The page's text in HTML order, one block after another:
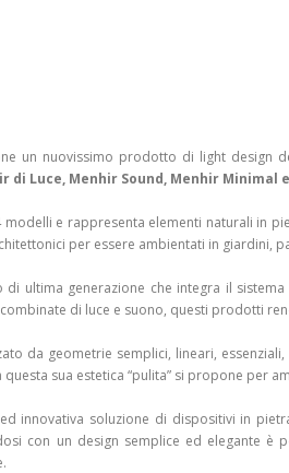
un nuovissimo prodotto di light design
di Luce, Menhir Sound, Menhir Minimal
e rappresenta elementi naturali in
per essere ambientati in giardini,
ultima generazione che integra il
di luce e suono, questi prodotti
da geometrie semplici, lineari,
sua estetica “pulita” si propone per
innovativa soluzione di dispositivi in
con un design semplice ed elegante